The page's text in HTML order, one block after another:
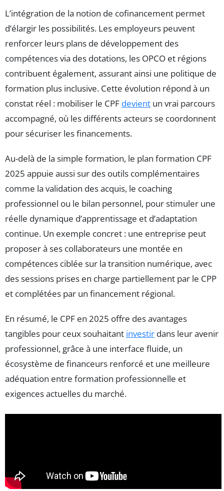
L’intégration de la notion de cofinancement permet
d’élargir les possibilités. Les employeurs peuvent
renforcer leurs plans de développement des
compétences via des dotations, les OPCO et régions
contribuent également, assurant ainsi une politique de
formation plus inclusive. Cette évolution répond à un
constat réel : mobiliser le CPF devient un vrai parcours
accompagné, où les différents acteurs se coordonnent
pour sécuriser les financements.
Au-delà de la simple formation, le plan formation CPF
2025 appuie aussi sur des outils complémentaires
comme la validation des acquis, le coaching
professionnel ou le bilan personnel, pour stimuler une
réelle dynamique d’apprentissage et d’adaptation
continue. Un exemple concret : une entreprise peut
proposer à ses collaborateurs une montée en
compétences ciblée sur la transition numérique, avec
des sessions prises en charge partiellement par le CPP
et complétées par un financement régional.
En résumé, le CPF en 2025 offre des avantages
tangibles pour ceux souhaitant investir dans leur avenir
professionnel, grâce à une interface fluide, un
écosystème de financeurs renforcé et une meilleure
adéquation entre formation professionnelle et
exigences actuelles du marché.